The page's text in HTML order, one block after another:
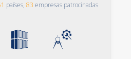
países, 83 empresas patrocinadas